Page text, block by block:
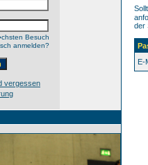
Besuch
anmelden?
vergessen
der
E-